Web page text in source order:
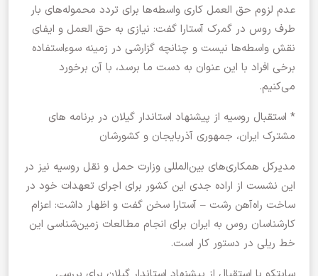
عدم لزوم حق العمل کاری واسطه‌ها برای تردد محموله‌های بار
طرف روس در گمرک آستارا گفت: نیازی به حق العمل و ایفای
نقش واسطه‌ها نیست و چنانچه گزارشی در زمینه سوءاستفاده
برخی افراد با این عنوان به دست ما برسد، با آن برخورد
می‌کنیم.
* استقبال روسیه از پیشنهاد استاندار گیلان در برنامه های
مشترک ایران، جمهوری آذربایجان و کشورشان
مدیرکل همکاری‌های بین‌المللی وزارت حمل و نقل روسیه نیز در
این نشست از اراده جدی این کشور برای اجرای تعهدات خود در
ساخت راه‌آهن رشت – آستارا سخن گفت و اظهار داشت: اعزام
کارشناسان روس به ایران برای انجام مطالعات زمین‌شناسی این
خط ریلی در دستور کار است.